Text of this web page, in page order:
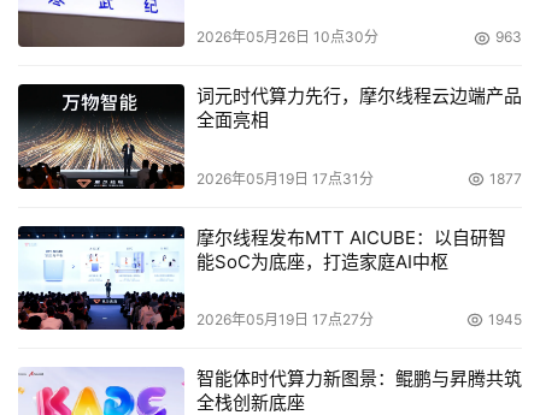
2026年05月26日 10点30分 963
词元时代算力先行，摩尔线程云边端产品
全面亮相
2026年05月19日 17点31分 1877
摩尔线程发布MTT AICUBE：以自研智
能SoC为底座，打造家庭AI中枢
2026年05月19日 17点27分 1945
智能体时代算力新图景：鲲鹏与昇腾共筑
全栈创新底座